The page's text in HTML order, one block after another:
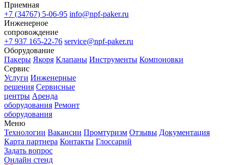
Приемная
+7 (34767) 5-06-95 info@npf-paker.ru
Инженерное
сопровождение
+7 937 165-22-76 service@npf-paker.ru
Оборудование
Пакеры Якоря Клапаны Инструменты Компоновки
Сервис
Услуги Инженерные
решения Сервисные
центры Аренда
оборудования Ремонт
оборудования
Меню
Технологии Вакансии Промтуризм Отзывы Документация
Карта партнера Контакты Глоссарий
Задать вопрос
Онлайн стенд